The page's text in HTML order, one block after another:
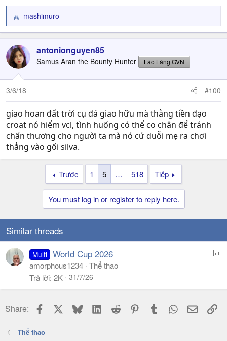
R
e
c
t
i
o
n
mashimuro
antonionguyen85
Samus Aran the Bounty Hunter Lão Làng GVN
3/6/18 #100
giao hoan đất trời cụ đá giao hữu mà thằng tiền đạo
croat nó hiểm vcl, tình huống có thể co chân để tránh
chấn thương cho người ta mà nó cứ duỗi mẹ ra chơi
thẳng vào gối silva.
Trước 1 5 … 518 Tiếp
You must log in or register to reply here.
Similar threads
l
Multi World Cup 2026
amorphous1234 Thể thao
Trả lời 2K 31/7/26
Share: Facebook BlueskyLinkedIn
Reddit PinterestTumblr WhatsApp
Email
Thể thao